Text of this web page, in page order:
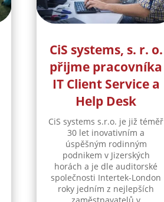
CiS systems, s. r. o.
přijme pracovníka
IT Client Service a
Help Desk
CiS systems s.r.o. je již téměř
30 let inovativním a
úspěšným rodinným
podnikem v Jizerských
horách a je dle auditorské
společnosti Intertek-London
roky jedním z nejlepších